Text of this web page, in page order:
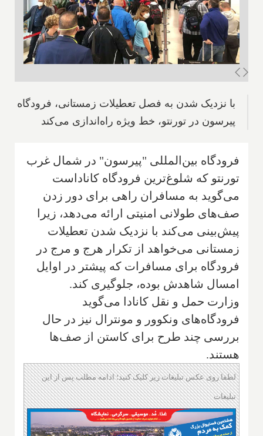
با نزدیک شدن به فصل تعطیلات زمستانی، فرودگاه
پیرسون در تورنتو، خط ویژه راه‌اندازی می‌کند
فرودگاه بین‌المللی "پیرسون" در شمال غرب
تورنتو که شلوغ‌ترین فرودگاه کاناداست
می‌گوید به مسافران راهی برای دور زدن
صف‌های طولانی امنیتی ارائه می‌دهد، زیرا
پیش‌بینی می‌کند با نزدیک شدن تعطیلات
زمستانی می‌خواهد از تکرار هرج و مرج در
فرودگاه برای مسافرات که پیشتر در اوایل
امسال شاهدش بوده، جلوگیری کند.
وزارت حمل و نقل کانادا می‌گوید
فرودگاه‌های ونکوور و مونترال نیز در حال
بررسی چند طرح برای کاستن از صف‌ها
هستند.
لطفا روی عکس تبلیغات زیر کلیک کنید؛ ادامه مطلب پس از این
تبلیغات